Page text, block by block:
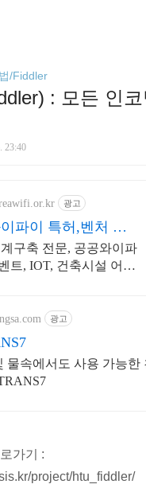
/Fiddler
: 모든 인
23:40
광고
파이 특허,벤처 빠
구축 전문, 공공와이파
트, IOT, 건축시설 어디
광고
물속에서도 사용 가능한
가기
:
project/htu_fiddler/